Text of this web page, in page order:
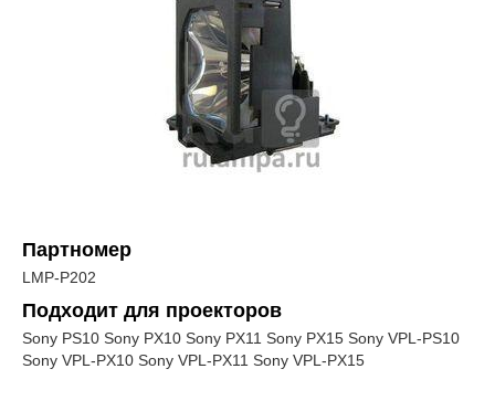
Партномер
LMP-P202
Подходит для проекторов
Sony PS10 Sony PX10 Sony PX11 Sony PX15 Sony VPL-PS10
Sony VPL-PX10 Sony VPL-PX11 Sony VPL-PX15